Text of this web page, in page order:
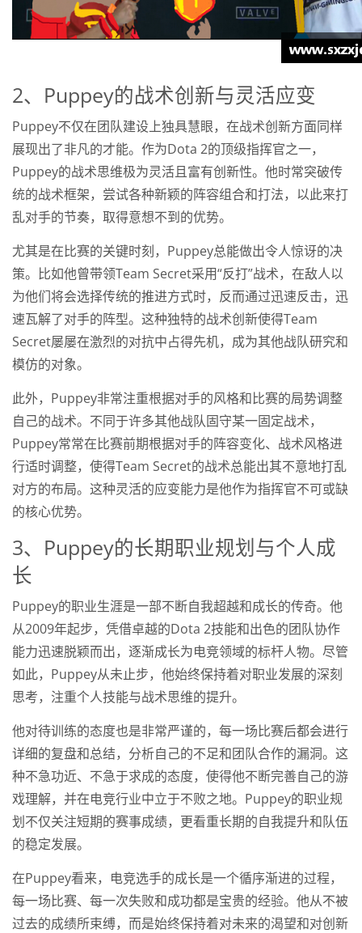
2、Puppey的战术创新与灵活应变
Puppey不仅在团队建设上独具慧眼，在战术创新方面同样
展现出了非凡的才能。作为Dota 2的顶级指挥官之一，
Puppey的战术思维极为灵活且富有创新性。他时常突破传
统的战术框架，尝试各种新颖的阵容组合和打法，以此来打
乱对手的节奏，取得意想不到的优势。
尤其是在比赛的关键时刻，Puppey总能做出令人惊讶的决
策。比如他曾带领Team Secret采用“反打”战术，在敌人以
为他们将会选择传统的推进方式时，反而通过迅速反击，迅
速瓦解了对手的阵型。这种独特的战术创新使得Team
Secret屡屡在激烈的对抗中占得先机，成为其他战队研究和
模仿的对象。
此外，Puppey非常注重根据对手的风格和比赛的局势调整
自己的战术。不同于许多其他战队固守某一固定战术，
Puppey常常在比赛前期根据对手的阵容变化、战术风格进
行适时调整，使得Team Secret的战术总能出其不意地打乱
对方的布局。这种灵活的应变能力是他作为指挥官不可或缺
的核心优势。
3、Puppey的长期职业规划与个人成
长
Puppey的职业生涯是一部不断自我超越和成长的传奇。他
从2009年起步，凭借卓越的Dota 2技能和出色的团队协作
能力迅速脱颖而出，逐渐成长为电竞领域的标杆人物。尽管
如此，Puppey从未止步，他始终保持着对职业发展的深刻
思考，注重个人技能与战术思维的提升。
他对待训练的态度也是非常严谨的，每一场比赛后都会进行
详细的复盘和总结，分析自己的不足和团队合作的漏洞。这
种不急功近、不急于求成的态度，使得他不断完善自己的游
戏理解，并在电竞行业中立于不败之地。Puppey的职业规
划不仅关注短期的赛事成绩，更看重长期的自我提升和队伍
的稳定发展。
在Puppey看来，电竞选手的成长是一个循序渐进的过程，
每一场比赛、每一次失败和成功都是宝贵的经验。他从不被
过去的成绩所束缚，而是始终保持着对未来的渴望和对创新